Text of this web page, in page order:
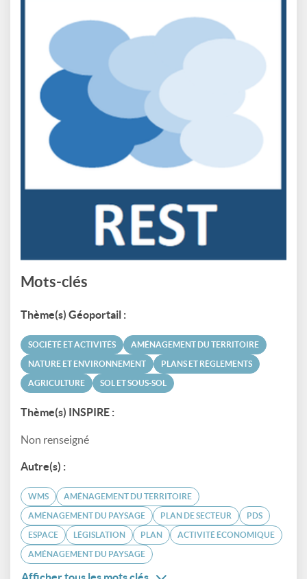
Mots-clés
Thème(s) Géoportail :
SOCIÉTÉ ET ACTIVITÉS AMÉNAGEMENT DU TERRITOIRE
NATURE ET ENVIRONNEMENT PLANS ET RÈGLEMENTS
AGRICULTURE SOL ET SOUS-SOL
Thème(s) INSPIRE :
Non renseigné
Autre(s) :
WMS AMÉNAGEMENT DU TERRITOIRE
AMÉNAGEMENT DU PAYSAGE PLAN DE SECTEUR PDS
ESPACE LÉGISLATION PLAN ACTIVITÉ ÉCONOMIQUE
AMÉNAGEMENT DU PAYSAGE